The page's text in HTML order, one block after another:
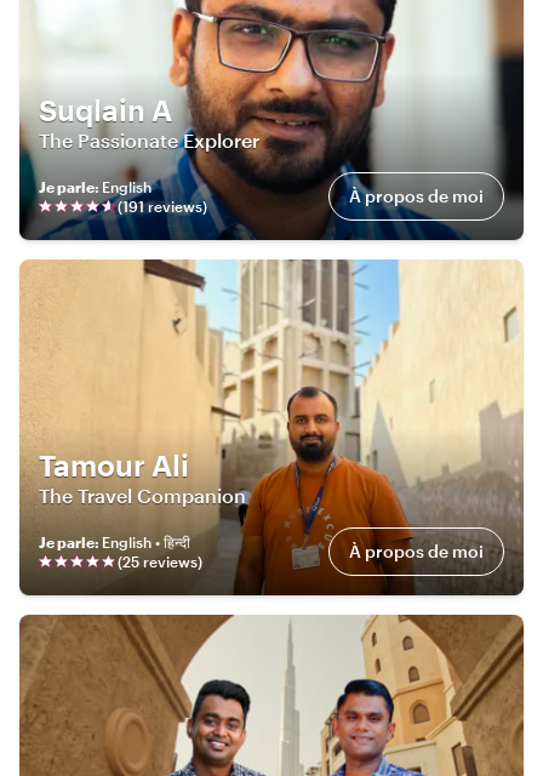
Suqlain A
The Passionate Explorer
Je parle: English
(191reviews) À propos de moi
Tamour Ali
The Travel Companion
Je parle: English • हिन्दी
(25 reviews) À propos de moi